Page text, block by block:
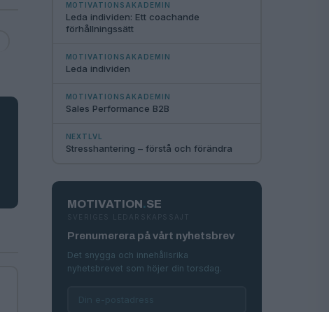
MOTIVATIONSAKADEMIN
Leda individen: Ett coachande
förhållningssätt
MOTIVATIONSAKADEMIN
Leda individen
MOTIVATIONSAKADEMIN
Sales Performance B2B
NEXTLVL
Stresshantering – förstå och förändra
MOTIVATION.SE
SVERIGES LEDARSKAPSSAJT
Prenumerera på vårt nyhetsbrev
Det snygga och innehållsrika
nyhetsbrevet som höjer din torsdag.